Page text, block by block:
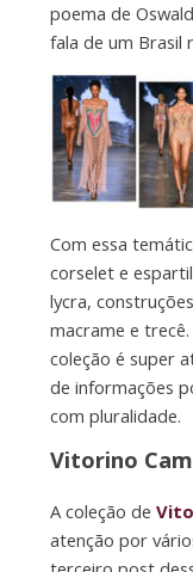
poema de
fala de um Brasil
Com essa
corselet e
lycra,
macrame e
coleção é super
de informações
com pluralidade.
Vitorino
A coleção de
atenção por